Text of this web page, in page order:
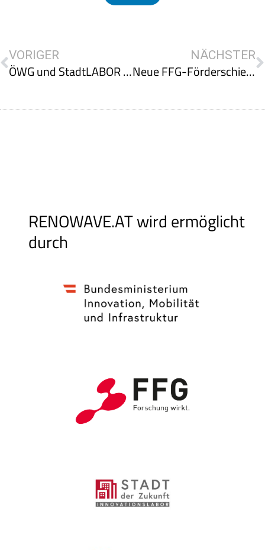
VORIGER
ÖWG und StadtLABOR Graz starten Ideenwettbewerb für klimaneutrale Sanierungen
NÄCHSTER
Neue FFG-Förderschiene Expedition Zukunft
RENOWAVE.AT wird ermöglicht
durch